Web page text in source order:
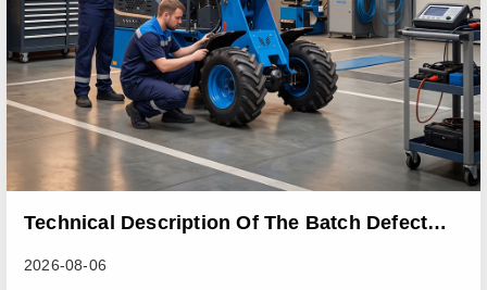
Technical Description Of The Batch Defect
2026-08-06